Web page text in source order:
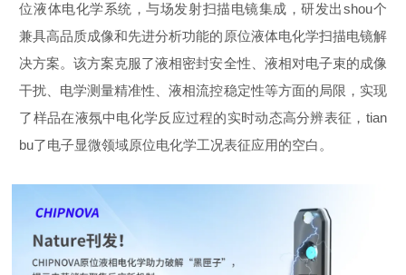
位液体电化学系统，与场发射扫描电镜集成，研发出shou个
兼具高品质成像和先进分析功能的原位液体电化学扫描电镜解
决方案。该方案克服了液相密封安全性、液相对电子束的成像
干扰、电学测量精准性、液相流控稳定性等方面的局限，实现
了样品在液氛中电化学反应过程的实时动态高分辨表征， tian
bu了电子显微领域原位电化学工况表征应用的空白。